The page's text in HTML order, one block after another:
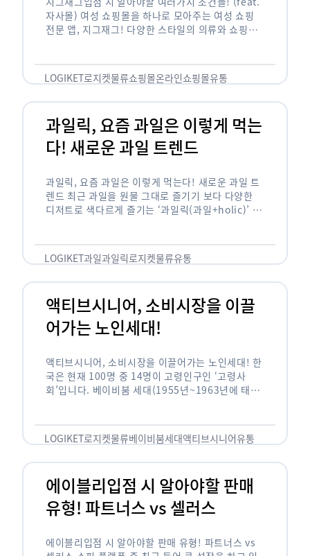
자사몰) 여성 쇼핑몰을 하나로 모아주는 여성 쇼핑
전문 앱, 지그재그! 다양한 스타일의 의류와 쇼핑몰
LOGIKET로지켓물류쇼핑몰온라인쇼핑몰유통
과일릭, 요즘 과일은 이렇게 먹는
다! 새로운 과일 트렌드
과일릭, 요즘 과일은 이렇게 먹는다! 새로운 과일 트
렌드 최근 과일을 원물 그대로 즐기기 보다 다양한
디저트로 색다르게 즐기는 ‘과일릭(과일+holic)’ 트
…
LOGIKET과일과일릭로지켓물류유통
액티브시니어, 소비시장을 이끌
어가는 노인세대!
액티브시니어, 소비시장을 이끌어가는 노인세대! 한
국은 현재 100명 중 14명이 고령인구인 ‘고령사
회’입니다. 베이비붐 세대(1955년~1963년에 태어
오고 있습니다. 하지만 사회가 늙어가는 …
LOGIKET로지켓물류베이비붐세대액티브시니어유통
에이블리입점 시 알아야할 판매
유형! 파트너스 vs 셀러스
에이블리입점 시 알아야할 판매 유형! 파트너스 vs